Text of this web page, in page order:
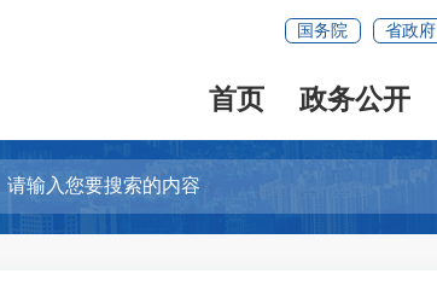
国务院 省政府
首页 政务公开